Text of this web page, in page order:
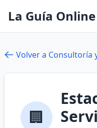
La Guía Online
Volver a Consultoría
🏢